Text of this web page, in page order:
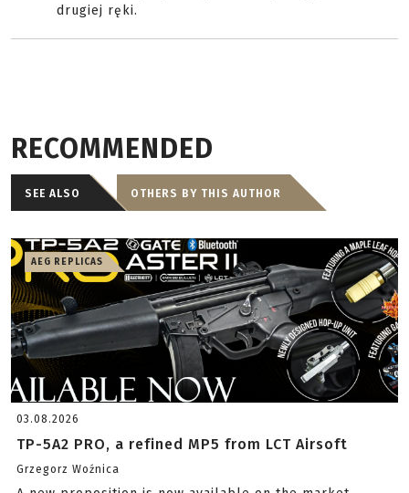
drugiej ręki.
RECOMMENDED
SEE ALSO OTHERS BY THIS AUTHOR
AEG REPLICAS
03.08.2026
TP-5A2 PRO, a refined MP5 from LCT Airsoft
Grzegorz Woźnica